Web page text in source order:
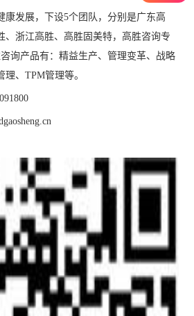
发展，下设5个团队，分别是广东高
、浙江高胜、高胜固美特，高胜咨询专
询产品有：精益生产、管理变革、战略
、TPM管理等。